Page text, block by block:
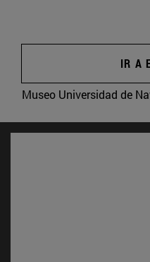
IR A
Museo Universidad de